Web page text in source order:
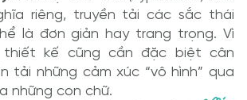
riêng, truyền tải các sắc thái
là đơn giản hay trang trọng. Vì
thiết kế cũng cần đặc biệt cân
tải những cảm xúc “vô hình” qua
những con chữ.